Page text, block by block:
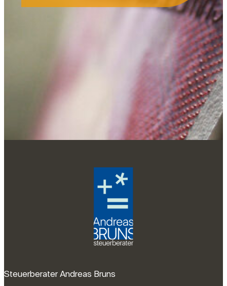
Steuerberater Andreas Bruns